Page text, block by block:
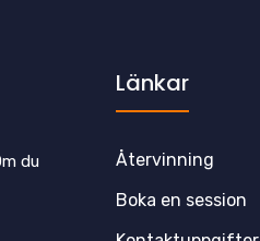
du
Länkar
Återvinning
Boka en session